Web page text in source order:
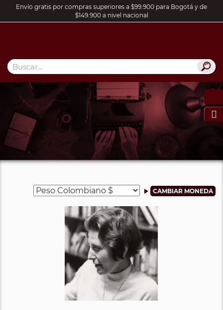
Envío gratis por compras superiores a $99.900 para Bogotá y de
$149.900 a nivel nacional
